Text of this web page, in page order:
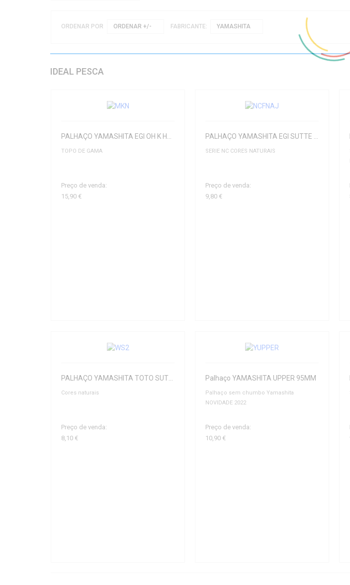
ORDENAR POR ORDENAR +/- FABRICANTE: YAMASHITA
IDEAL PESCA
TOPO DE GAMA
Preço de venda:
15,90 €
SERIE NC CORES NATURAIS
Preço de venda:
9,80 €
Cores naturais
Preço de venda:
8,10 €
Palhaço YAMASHITA UPPER 95MM
Palhaço sem chumbo Yamashita
NOVIDADE 2022
Preço de venda:
10,90 €